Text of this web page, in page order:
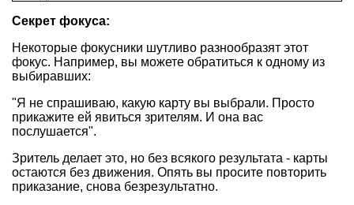
Секрет фокуса:
Некоторые фокусники шутливо разнообразят этот
фокус. Например, вы можете обратиться к одному из
выбиравших:
"Я не спрашиваю, какую карту вы выбрали. Просто
прикажите ей явиться зрителям. И она вас
послушается".
Зритель делает это, но без всякого результата - карты
остаются без движения. Опять вы просите повторить
приказание, снова безрезультатно.